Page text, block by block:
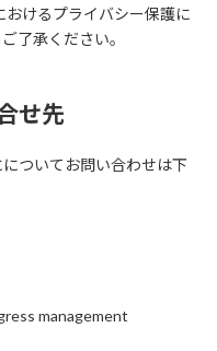
けるプライバシー保護に
了承ください。
せ先
ついてお問い合わせは下
management